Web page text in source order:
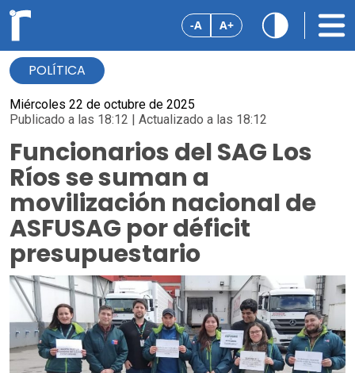
-A A+
POLÍTICA
Miércoles 22 de octubre de 2025
Publicado a las 18:12 | Actualizado a las 18:12
Funcionarios del SAG Los
Ríos se suman a
movilización nacional de
ASFUSAG por déficit
presupuestario